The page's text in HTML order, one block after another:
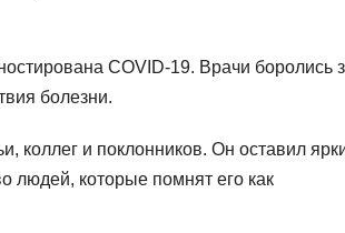
COVID-19. Врачи боролись
болезни.
коллег и поклонников. Он оставил
людей, которые помнят его как